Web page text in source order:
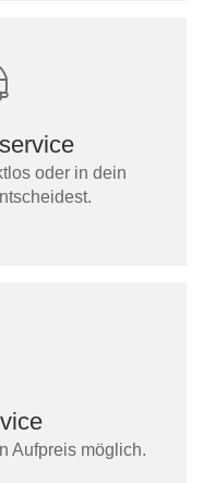
oder in dein
Aufpreis möglich.